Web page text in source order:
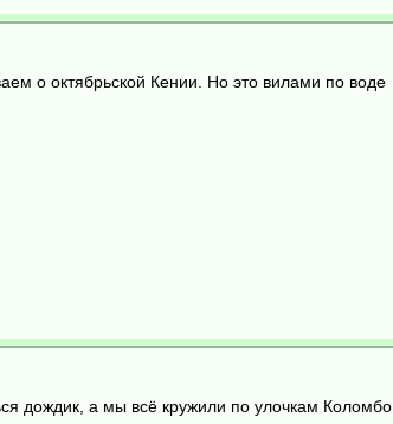
о октябрьской Кении. Но это вилами по воде
дождик, а мы всё кружили по улочкам Коломбо